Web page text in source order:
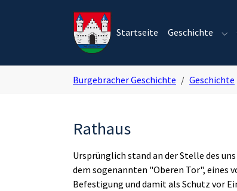
Startseite Geschichte
Burgebracher Geschichte Geschichte
Rathaus
Ursprünglich stand an der Stelle des
dem sogenannten "Oberen Tor", eines
Befestigung und damit als Schutz vor